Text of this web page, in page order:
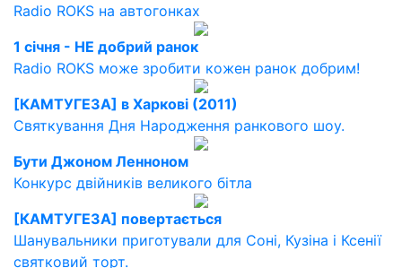
Radio ROKS на автогонках
1 січня - НЕ добрий ранок
Radio ROKS може зробити кожен ранок добрим!
[КАМТУГЕЗА] в Харкові (2011)
Святкування Дня Народження ранкового шоу.
Бути Джоном Ленноном
Конкурс двійників великого бітла
[КАМТУГЕЗА] повертається
Шанувальники приготували для Соні, Кузіна і Ксенії
святковий торт.